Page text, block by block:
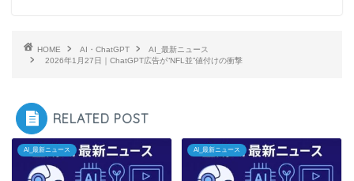
HOME AI・ChatGPT
AI_最新ニュース
2026年1月27日｜ChatGPT広告が“NFL並”値付けの衝撃
RELATED POST
AI_最新ニュース AI_最新ニュース